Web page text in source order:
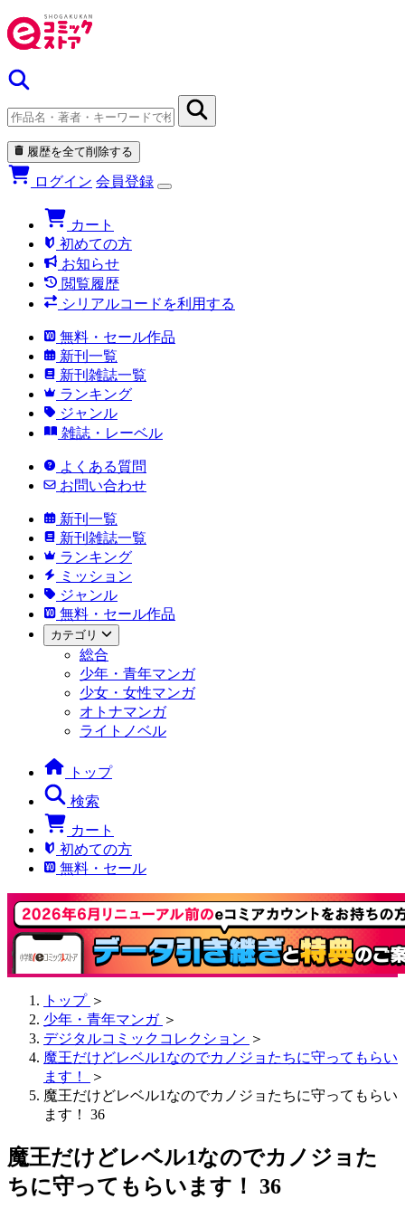
履歴を全て削除する
ログイン 会員登録
カート
初めての方
お知らせ
閲覧履歴
シリアルコードを利用する
無料・セール作品
新刊一覧
新刊雑誌一覧
ランキング
ジャンル
雑誌・レーベル
よくある質問
お問い合わせ
新刊一覧
新刊雑誌一覧
ランキング
ミッション
ジャンル
無料・セール作品
カテゴリ
総合
少年・青年マンガ
少女・女性マンガ
オトナマンガ
ライトノベル
トップ
検索
カート
初めての方
無料・セール
トップ ＞
少年・青年マンガ ＞
デジタルコミックコレクション ＞
魔王だけどレベル1なのでカノジョたちに守ってもらい
ます！
＞
魔王だけどレベル1なのでカノジョたちに守ってもらい
ます！ 36
魔王だけどレベル1なのでカノジョた
ちに守ってもらいます！ 36